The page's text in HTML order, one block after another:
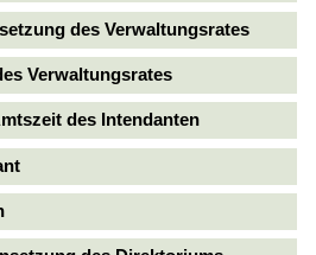
des Verwaltungsrates
Verwaltungsrates
des Intendanten